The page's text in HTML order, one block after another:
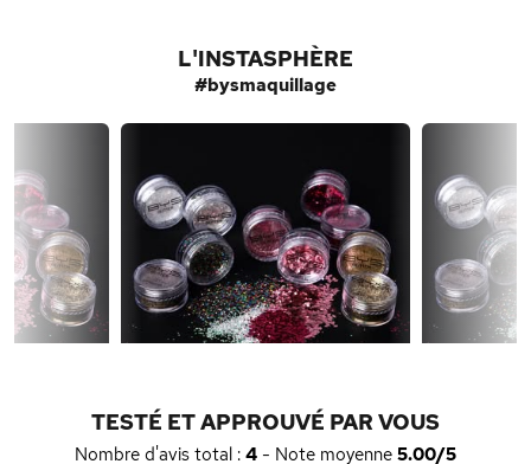
L'INSTASPHÈRE
#bysmaquillage
TESTÉ ET APPROUVÉ PAR VOUS
Nombre d'avis total : 4 - Note moyenne 5.00/5